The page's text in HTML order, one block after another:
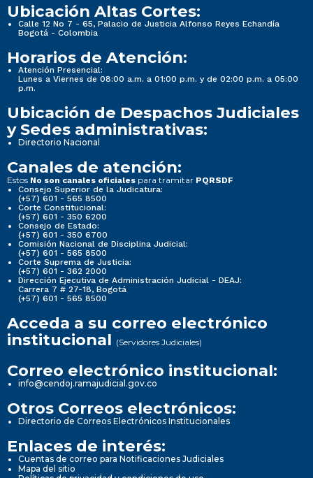
Ubicación Altas Cortes:
Calle 12 No 7 - 65, Palacio de Justicia Alfonso Reyes Echandía
Bogotá - Colombia
Horarios de Atención:
Atención Presencial:
Lunes a Viernes de 08:00 a.m. a 01:00 p.m. y de 02:00 p.m. a 05:00
p.m.
Ubicación de Despachos Judiciales
y Sedes administrativas:
Directorio Nacional
Canales de atención:
Estos No son canales oficiales para tramitar PQRSDF
Consejo Superior de la Judicatura:
(+57) 601 - 565 8500
Corte Constitucional:
(+57) 601 - 350 6200
Consejo de Estado:
(+57) 601 - 350 6700
Comisión Nacional de Disciplina Judicial:
(+57) 601 - 565 8500
Corte Suprema de Justicia:
(+57) 601 - 362 2000
Dirección Ejecutiva de Administración Judicial - DEAJ:
Carrera 7 # 27-18, Bogotá
(+57) 601 - 565 8500
Acceda a su correo electrónico
institucional (Servidores Judiciales)
Correo electrónico institucional:
info@cendoj.ramajudicial.gov.co
Otros Correos electrónicos:
Directorio de Correos Electrónicos Institucionales
Enlaces de interés:
Cuentas de correo para Notificaciones Judiciales
Mapa del sitio